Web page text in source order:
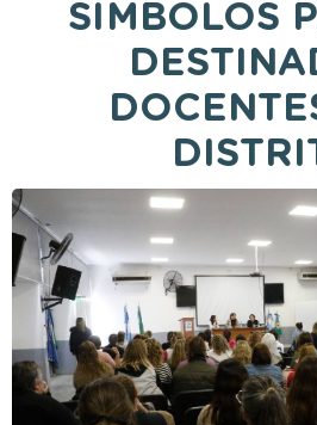
SÍMBOLOS